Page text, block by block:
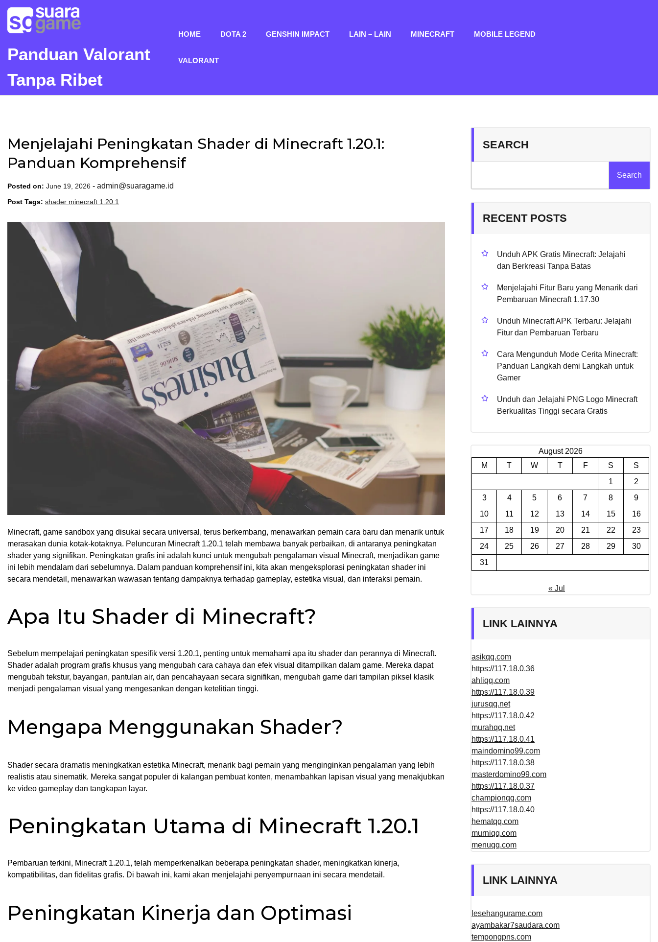
content
Panduan Valorant
Tanpa Ribet
HOME DOTA 2 GENSHIN IMPACT LAIN – LAIN MINECRAFT MOBILE LEGEND
VALORANT
Menjelajahi Peningkatan Shader di Minecraft 1.20.1:
Panduan Komprehensif
Posted on: June 19, 2026 - admin@suaragame.id
Post Tags: shader minecraft 1.20.1
Minecraft, game sandbox yang disukai secara universal, terus berkembang, menawarkan pemain cara baru dan menarik untuk
merasakan dunia kotak-kotaknya. Peluncuran Minecraft 1.20.1 telah membawa banyak perbaikan, di antaranya peningkatan
shader yang signifikan. Peningkatan grafis ini adalah kunci untuk mengubah pengalaman visual Minecraft, menjadikan game
ini lebih mendalam dari sebelumnya. Dalam panduan komprehensif ini, kita akan mengeksplorasi peningkatan shader ini
secara mendetail, menawarkan wawasan tentang dampaknya terhadap gameplay, estetika visual, dan interaksi pemain.
Apa Itu Shader di Minecraft?
Sebelum mempelajari peningkatan spesifik versi 1.20.1, penting untuk memahami apa itu shader dan perannya di Minecraft.
Shader adalah program grafis khusus yang mengubah cara cahaya dan efek visual ditampilkan dalam game. Mereka dapat
mengubah tekstur, bayangan, pantulan air, dan pencahayaan secara signifikan, mengubah game dari tampilan piksel klasik
menjadi pengalaman visual yang mengesankan dengan ketelitian tinggi.
Mengapa Menggunakan Shader?
Shader secara dramatis meningkatkan estetika Minecraft, menarik bagi pemain yang menginginkan pengalaman yang lebih
realistis atau sinematik. Mereka sangat populer di kalangan pembuat konten, menambahkan lapisan visual yang menakjubkan
ke video gameplay dan tangkapan layar.
Peningkatan Utama di Minecraft 1.20.1
Pembaruan terkini, Minecraft 1.20.1, telah memperkenalkan beberapa peningkatan shader, meningkatkan kinerja,
kompatibilitas, dan fidelitas grafis. Di bawah ini, kami akan menjelajahi penyempurnaan ini secara mendetail.
Peningkatan Kinerja dan Optimasi
SEARCH
Search
RECENT POSTS
Unduh APK Gratis Minecraft: Jelajahi
dan Berkreasi Tanpa Batas
Menjelajahi Fitur Baru yang Menarik dari
Pembaruan Minecraft 1.17.30
Unduh Minecraft APK Terbaru: Jelajahi
Fitur dan Pembaruan Terbaru
Cara Mengunduh Mode Cerita Minecraft:
Panduan Langkah demi Langkah untuk
Gamer
Unduh dan Jelajahi PNG Logo Minecraft
Berkualitas Tinggi secara Gratis
August 2026
M
T W T F S
S
1
2
3
4 5 6 7 8
9
10
11 12 13 14 15
16
17
18 19 20 21 22
23
24
25 26 27 28 29
30
31
« Jul
LINK LAINNYA
asikqq.com
https://117.18.0.36
ahliqq.com
https://117.18.0.39
jurusqq.net
https://117.18.0.42
murahqq.net
https://117.18.0.41
maindomino99.com
https://117.18.0.38
masterdomino99.com
https://117.18.0.37
championqq.com
https://117.18.0.40
hematqq.com
murniqq.com
menuqq.com
LINK LAINNYA
lesehangurame.com
ayambakar7saudara.com
tempongpns.com